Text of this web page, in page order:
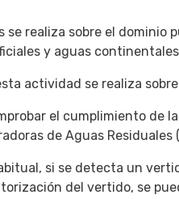
se realiza sobre el dominio
y aguas
actividad se realiza
el cumplimiento de
de Aguas Residuales
si se detecta un
del vertido, se